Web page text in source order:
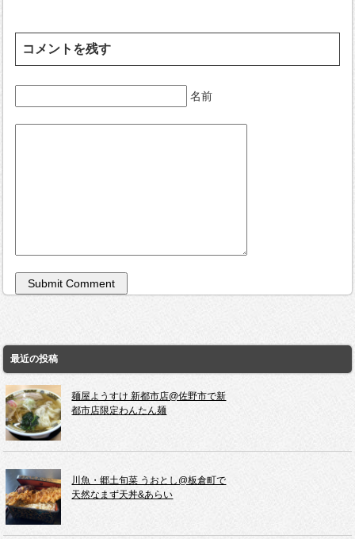
コメントを残す
名前
最近の投稿
麺屋ようすけ 新都市店@佐野市で新
都市店限定わんたん麺
川魚・郷土旬菜 うおとし@板倉町で
天然なまず天丼&あらい